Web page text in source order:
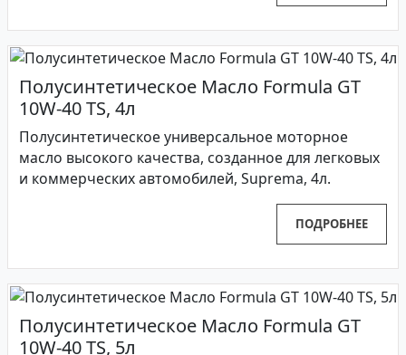
Полусинтетическое Масло Formula GT
10W-40 TS, 4л
Полусинтетическое универсальное моторное
масло высокого качества, созданное для легковых
и коммерческих автомобилей, Suprema, 4л.
ПОДРОБНЕЕ
Полусинтетическое Масло Formula GT
10W-40 TS, 5л